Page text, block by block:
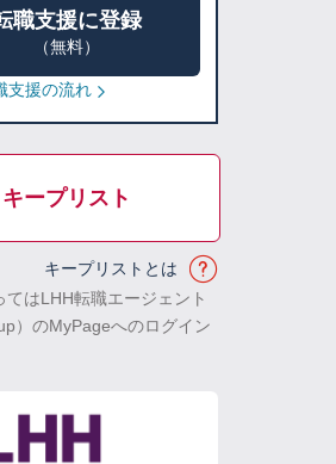
職支援に登録
（無料）
支援の流れ
キープリスト
キープリストとは
てはLHH転職エージェント
）のMyPageへのログイン